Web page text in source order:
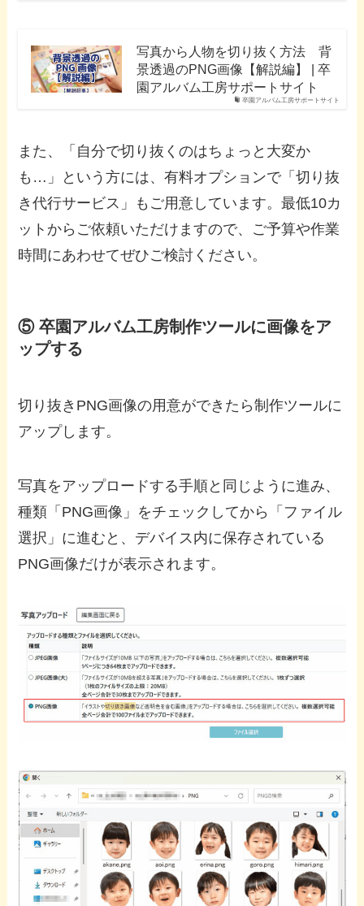
卒園アルバム工房サポートサイト
写真から人物を切り抜く方法 背
景透過のPNG画像【解説編】 | 卒
園アルバム工房サポートサイト
また、「自分で切り抜くのはちょっと大変か
も…」という方には、有料オプションで「切り抜
き代行サービス」もご用意しています。最低10カ
ットからご依頼いただけますので、ご予算や作業
時間にあわせてぜひご検討ください。
⑤ 卒園アルバム工房制作ツールに画像をア
ップする
切り抜きPNG画像の用意ができたら制作ツールに
アップします。
写真をアップロードする手順と同じように進み、
種類「PNG画像」をチェックしてから「ファイル
選択」に進むと、デバイス内に保存されている
PNG画像だけが表示されます。